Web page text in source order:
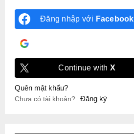
Đăng nhập với Facebook
Continue with X
Quên mật khẩu?
Chưa có tài khoản? Đăng ký